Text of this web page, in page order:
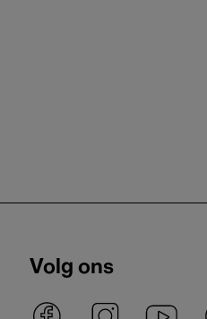
Volg ons